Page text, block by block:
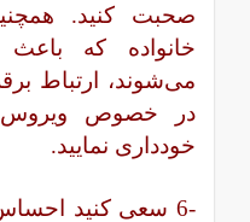
صحبت کنید.
خانواده که
می‌شوند، ارتباط
در خصوص ویروس
خودداری نمایید.
-6 سعی کنید